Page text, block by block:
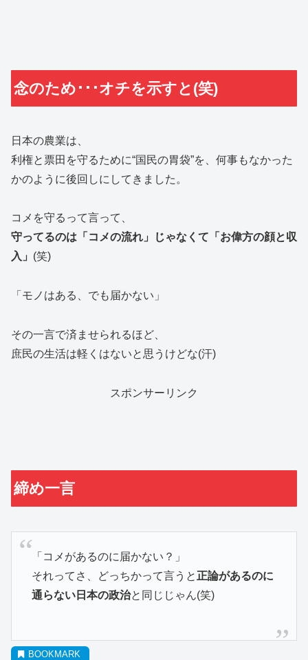
念のため･･･オチを示すと(笑)
日本の農業は、
利権と票田を守るために“国民の胃袋”を、何事もなかった
かのように後回しにしてきました。
コメを守るって言って、
守ってるのは「コメの流れ」じゃなくて「お偉方の顔と収
入」 (笑)
「モノはある、でも届かない」
その一言で済ませられるほど、
庶民の生活は軽くはないと思うけどな(汗)
スポンサーリンク
締め一言
「コメがあるのに届かない？」
それってさ、どっちかって言うと 正論があるのに
通らない日本の政治と同じじゃん(笑)